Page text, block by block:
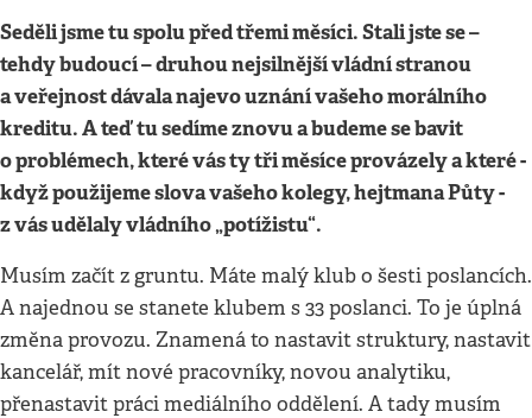
Seděli jsme tu spolu před třemi měsíci. Stali jste se –
tehdy budoucí – druhou nejsilnější vládní stranou
a veřejnost dávala najevo uznání vašeho morálního
kreditu. A teď tu sedíme znovu a budeme se bavit
o problémech, které vás ty tři měsíce provázely a které -
když použijeme slova vašeho kolegy, hejtmana Půty -
z vás udělaly vládního „potížistu“.
Musím začít z gruntu. Máte malý klub o šesti poslancích.
A najednou se stanete klubem s 33 poslanci. To je úplná
změna provozu. Znamená to nastavit struktury, nastavit
kancelář, mít nové pracovníky, novou analytiku,
přenastavit práci mediálního oddělení. A tady musím